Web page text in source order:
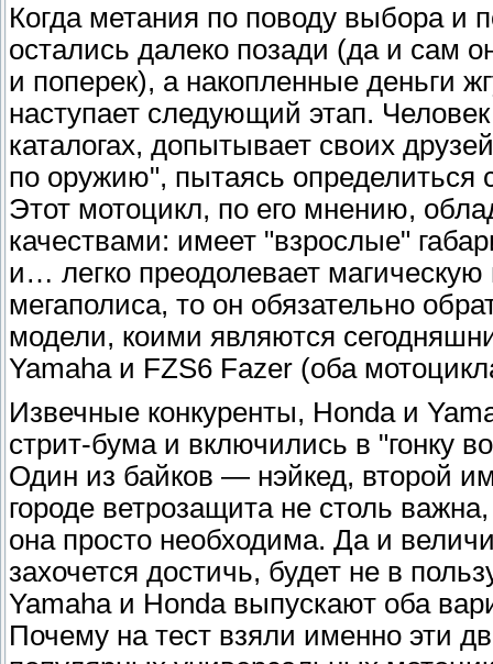
Когда метания по поводу выбора и
остались далеко позади (да и сам
и поперек), а накопленные деньги
наступает следующий этап.
каталогах, допытывает своих
по оружию", пытаясь определиться
Этот мотоцикл, по его мнению,
качествами: имеет "взрослые"
и… легко преодолевает
мегаполиса, то он обязательно
модели, коими являются
Yamaha и FZS6 Fazer (оба
Извечные конкуренты, Honda и
стрит-бума и включились в "гонку
Один из байков — нэйкед, второй
городе ветрозащита не столь
она просто необходима. Да и
захочется достичь, будет не в
Yamaha и Honda выпускают оба
Почему на тест взяли именно эти